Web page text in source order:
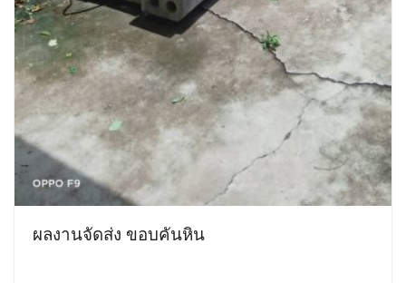
ผลงานจัดส่ง ขอบคันหิน